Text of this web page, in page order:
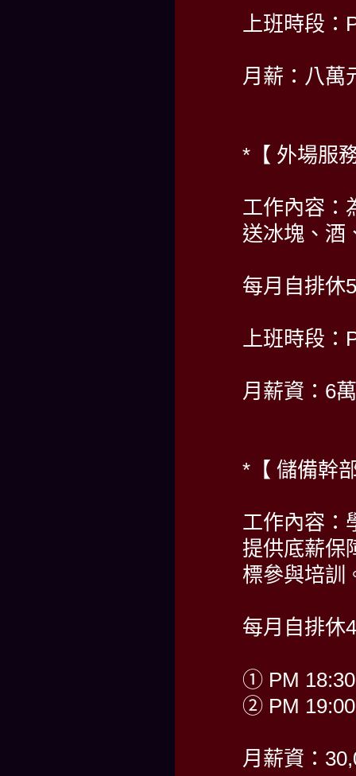
上班時段：
月薪：八萬
*【 外場服
工作內容：
送冰塊、酒
每月自排休
上班時段：
月薪資：6
*【 儲備幹
工作內容：
提供底薪保
標參與培訓
每月自排休
① PM
② PM
月薪資：